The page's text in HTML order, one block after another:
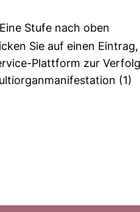
Eine Stufe nach oben
Sie auf einen
Plattform zur
(1)